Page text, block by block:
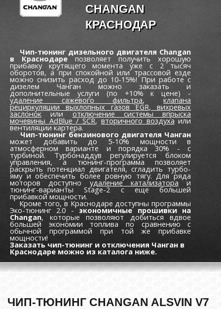
CHANGAN
КРАСНОДАР
Чип-тюнинг дизельного двигателя Changan
в Краснодарепозволяет получить хорошую
прибавку крутящего момента уже c 2 тысяч
оборотов, а при спокойной или трассовой езде
можно снизить расход до 10-15%! При работе с
дизелем Чанган можно заказать и
дополнительные услуги (по +10% к цене) -
удаление сажевого фильтра,клапана
рециркуляции выхлопных газов EGR,вихревых
заслонокилиотключение системы впрыска
мочевины AdBlue / SCR,вторичного воздухаили
вентиляции картера.
Чип-тюнинг бензинового двигателя Чанган
может добавить до 5-10% мощности в
атмосферном варианте и порядка 30% - с
турбиной. Турбонаддув регулируется блоком
управления, а тюнинг-программа позволяет
раскрыть потенциал двигателя, сгладить турбо-
яму и обеспечить более ровную тягу. Для ряда
моторов доступно удаление катализатора и
тюнинг-варианты Stage-2 с еще большей
прибавкой мощности.
Кроме того, в Краснодаре доступны программы
Эко-тюнинг 2.0 - экономичные прошивки на
Changan, которые позволяют добиться вдвое
большей экономии топлива по сравнению с
обычной программой при той же прибавке
мощности!
Заказать чип-тюнинг и отключения Чанган в
Краснодаре можно из каталога ниже.
ЧИП-ТЮНИНГ CHANGAN ALSVIN V7